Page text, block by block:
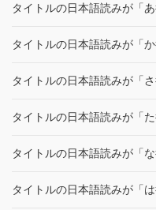
タイトルの日本語読みが「
タイトルの日本語読みが「
タイトルの日本語読みが「
タイトルの日本語読みが「
タイトルの日本語読みが「
タイトルの日本語読みが「